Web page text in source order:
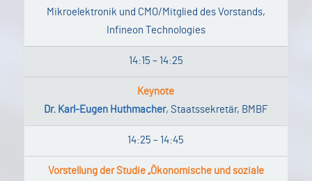
Mikroelektronik und CMO/Mitglied des Vorstands,
Infineon Technologies
14:15 – 14:25
Keynote
Dr. Karl-Eugen Huthmacher, Staatssekretär, BMBF
14:25 – 14:45
Vorstellung der Studie „Ökonomische und soziale